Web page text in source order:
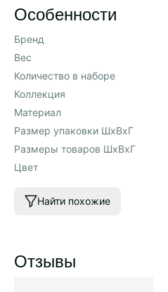
Особенности
Бренд
Вес
Количество в наборе
Коллекция
Материал
Размер упаковки ШхВхГ
Размеры товаров ШхВхГ
Цвет
Найти похожие
Отзывы